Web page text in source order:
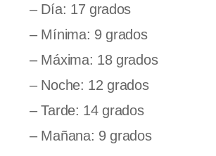
– Día: 17 grados
– Mínima: 9 grados
– Máxima: 18 grados
– Noche: 12 grados
– Tarde: 14 grados
– Mañana: 9 grados